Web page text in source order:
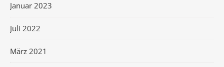
Januar 2023
Juli 2022
März 2021